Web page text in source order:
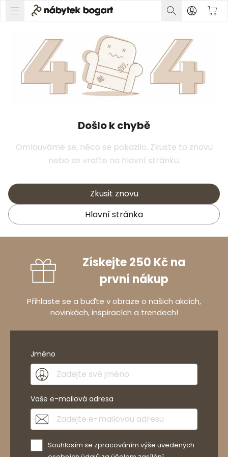
Došlo k chybě
Omlouváme se, něco se pokazilo. Zkuste to znovu
nebo se vraťte na hlavní stránku.
Zkusit znovu
Hlavní stránka
Získejte 250 Kč na
první nákup
Přihlaste se a buďte v obraze o našich akcích,
novinkách, inspiracích a trendech!
Jméno
Vaše e-mailová adresa
Souhlasím se zpracováním výše uvedených